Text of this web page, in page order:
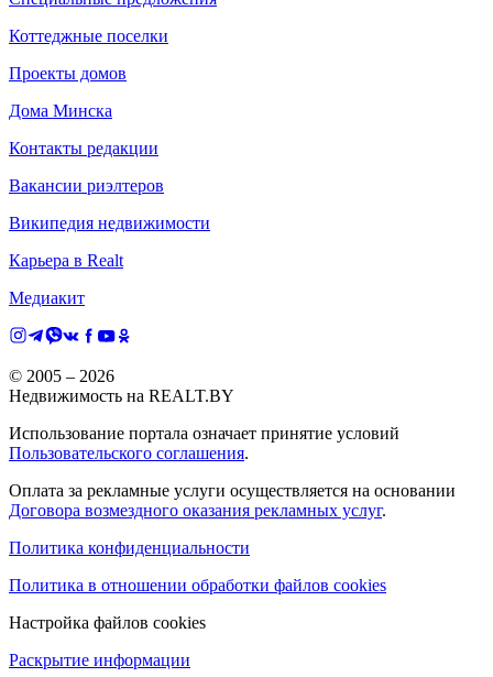
Коттеджные поселки
Проекты домов
Дома Минска
Контакты редакции
Вакансии риэлтеров
Википедия недвижимости
Карьера в Realt
Медиакит
© 2005 – 2026
Недвижимость на REALT.BY
Использование портала означает принятие условий
Пользовательского соглашения.
Оплата за рекламные услуги осуществляется на основании
Договора возмездного оказания рекламных услуг.
Политика конфиденциальности
Политика в отношении обработки файлов cookies
Настройка файлов cookies
Раскрытие информации